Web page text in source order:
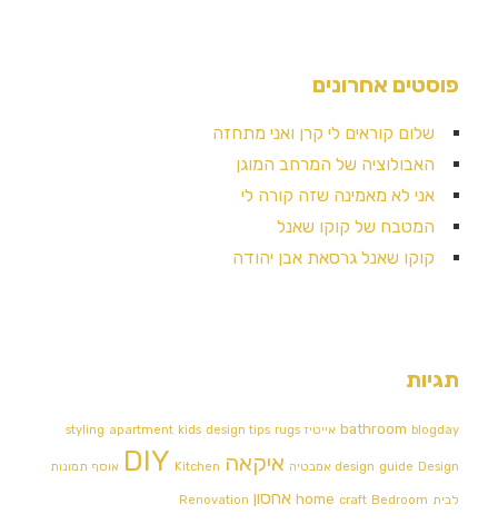
פוסטים אחרונים
שלום קוראים לי קרן ואני מתחזה
האבולוציה של המרחב המוגן
אני לא מאמינה שזה קורה לי
המטבח של קוקו שאנל
קוקו שאנל גרסאת אבן יהודה
תגיות
bathroom blogday אייטיז styling apartment kids design tips rugs
design guide Design אמבטיה איקאה DIY Kitchen אוסף תמונות
לבית home craft Bedroom אחסון Renovation